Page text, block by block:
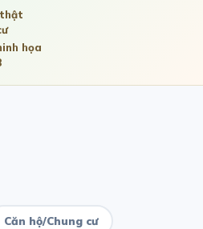
họa
Căn hộ/Chung cư